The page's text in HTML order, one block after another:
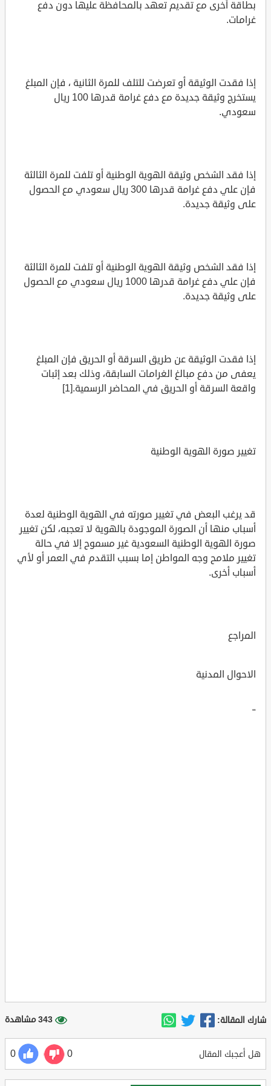
بطاقة أخرى مع تقديم تعهد بالمحافظة عليها دون دفع
غرامات.
إذا فقدت الوثيقة أو تعرضت للتلف للمرة الثانية ، فإن المبلغ
يستخرج وثيقة جديدة مع دفع غرامة قدرها 100 ريال
سعودي.
إذا فقد الشخص وثيقة الهوية الوطنية أو تلفت للمرة الثالثة
فإن علي دفع غرامة قدرها 300 ريال سعودي مع الحصول
على وثيقة جديدة.
إذا فقد الشخص وثيقة الهوية الوطنية أو تلفت للمرة الثالثة
فإن علي دفع غرامة قدرها 1000 ريال سعودي مع الحصول
على وثيقة جديدة.
إذا فقدت الوثيقة عن طريق السرقة أو الحريق فإن المبلغ
يعفى من دفع مبالغ الغرامات السابقة، وذلك بعد إثبات
واقعة السرقة أو الحريق في المحاضر الرسمية.[1]
تغيير صورة الهوية الوطنية
قد يرغب البعض في تغيير صورته في الهوية الوطنية لعدة
أسباب منها أن الصورة الموجودة بالهوية لا تعجبه، لكن تغيير
صورة الهوية الوطنية السعودية غير مسموح إلا في حالة
تغيير ملامح وجه المواطن إما بسبب التقدم في العمر أو لأي
أسباب أخرى.
المراجع
الاحوال المدنية
"
شارك المقالة: 343 مشاهدة
هل أعجبك المقال 0
0